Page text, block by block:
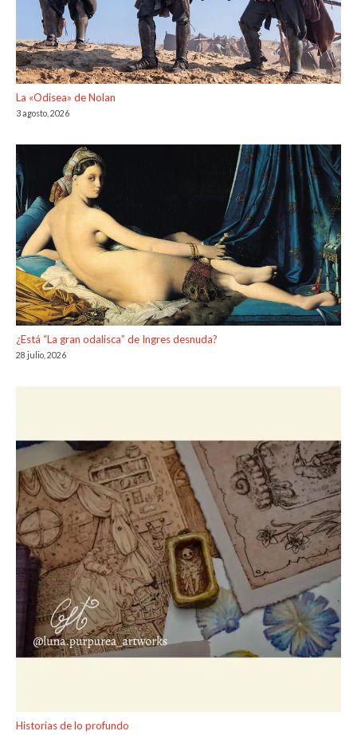
La «Odisea» de Nolan
3 agosto, 2026
¿Está “La gran odalisca” de Ingres desnuda?
28 julio, 2026
Historias de lo profundo